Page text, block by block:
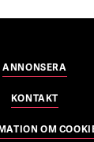
ANNONSERA
KONTAKT
OM